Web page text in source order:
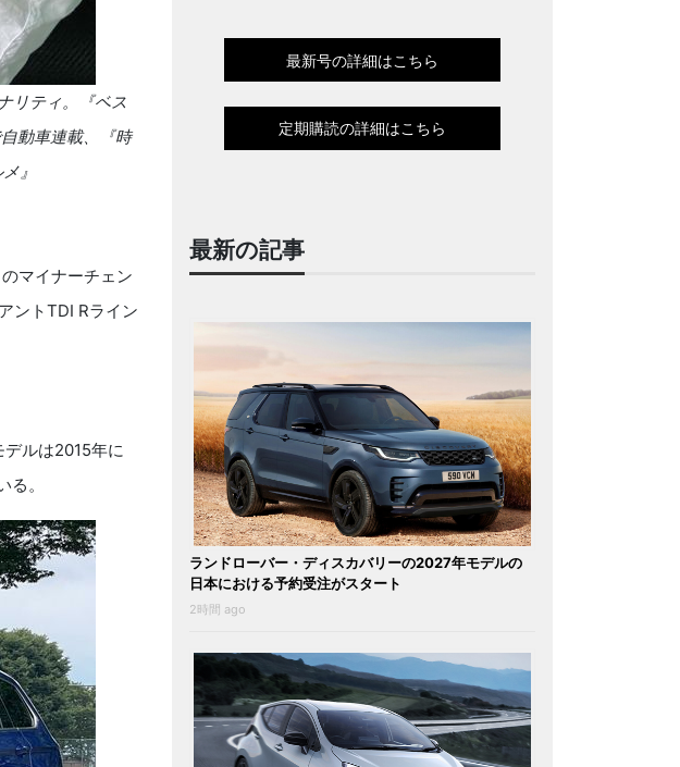
リティ。『ベス
動車連載、『時
』
マイナーチェン
ントTDI Rライン
ルは2015年に
。
最新号の詳細はこちら
定期購読の詳細はこちら
最新の記事
ランドローバー・ディスカバリーの2027年モデルの
日本における予約受注がスタート
2時間 ago